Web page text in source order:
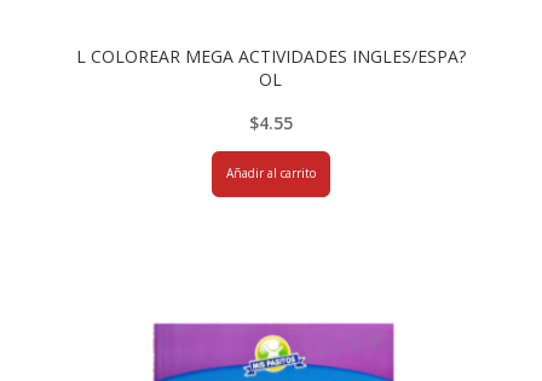
L COLOREAR MEGA ACTIVIDADES INGLES/ESPA?
OL
$4.55
Añadir al carrito